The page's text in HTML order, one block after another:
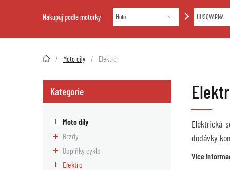
Nakupuj podle motorky
2HMOTO.cz Moto díly Elektro
Kategorie
Moto díly
Brzdy
Doplňky cyklo
Elektro
Elektrická
dodávky
Více